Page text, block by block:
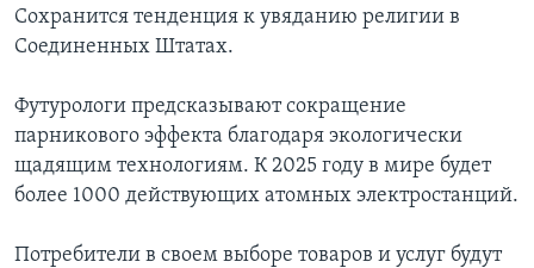
Сохранится тенденция к увяданию религии в
Соединенных Штатах.
Футурологи предсказывают сокращение
парникового эффекта благодаря экологически
щадящим технологиям. К 2025 году в мире будет
более 1000 действующих атомных электростанций.
Потребители в своем выборе товаров и услуг будут